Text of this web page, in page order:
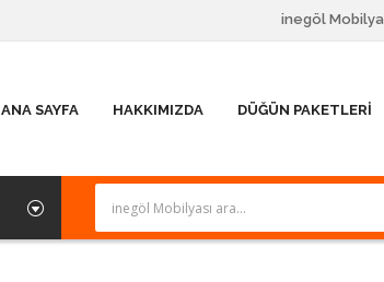
inegöl Mobilya
ANA SAYFA HAKKIMIZDA DÜĞÜN PAKETLERI